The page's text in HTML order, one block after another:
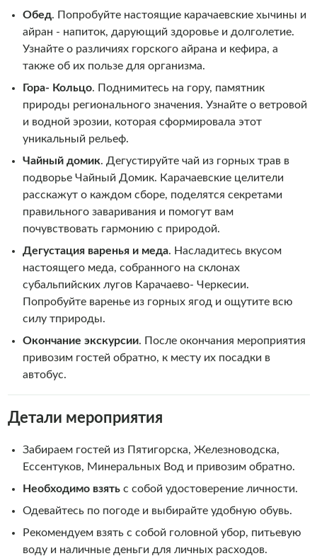
Обед. Попробуйте настоящие карачаевские хычины и
айран - напиток, дарующий здоровье и долголетие.
Узнайте о различиях горского айрана и кефира, а
также об их пользе для организма.
Гора- Кольцо. Поднимитесь на гору, памятник
природы регионального значения. Узнайте о ветровой
и водной эрозии, которая сформировала этот
уникальный рельеф.
Чайный домик. Дегустируйте чай из горных трав в
подворье Чайный Домик. Карачаевские целители
расскажут о каждом сборе, поделятся секретами
правильного заваривания и помогут вам
почувствовать гармонию с природой.
Дегустация варенья и меда. Насладитесь вкусом
настоящего меда, собранного на склонах
субальпийских лугов Карачаево- Черкесии.
Попробуйте варенье из горных ягод и ощутите всю
силу тприроды.
Окончание экскурсии. После окончания мероприятия
привозим гостей обратно, к месту их посадки в
автобус.
Детали мероприятия
Забираем гостей из Пятигорска, Железноводска,
Ессентуков, Минеральных Вод и привозим обратно.
Необходимо взятьс собой удостоверение личности.
Одевайтесь по погоде и выбирайте удобную обувь.
Рекомендуем взять с собой головной убор, питьевую
воду и наличные деньги для личных расходов.